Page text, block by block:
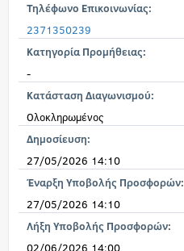
Τηλέφωνο Επικοινωνίας:
2371350239
Κατηγορία Προμήθειας:
-
Κατάσταση Διαγωνισμού:
Ολοκληρωμένος
Δημοσίευση:
27/05/2026 14:10
Έναρξη Υποβολής Προσφορών:
27/05/2026 14:10
Λήξη Υποβολής Προσφορών:
02/06/2026 14:00